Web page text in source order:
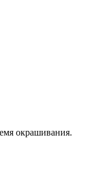
окрашивания.